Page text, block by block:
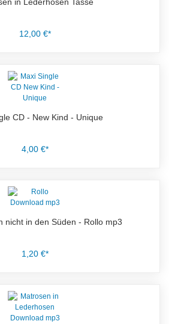
12,00 €*
CD - New Kind - Unique
4,00 €*
nicht in den Süden - Rollo mp3
1,20 €*